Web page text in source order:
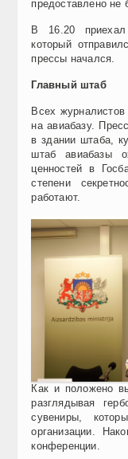
предоставлено не
В 16.20
который
прессы начался.
Главный штаб
Всех
на авиабазу.
в здании штаба,
штаб авиабазы
ценностей в
степени
работают.
Как и положено
разглядывая
сувениры,
организации.
конференции.